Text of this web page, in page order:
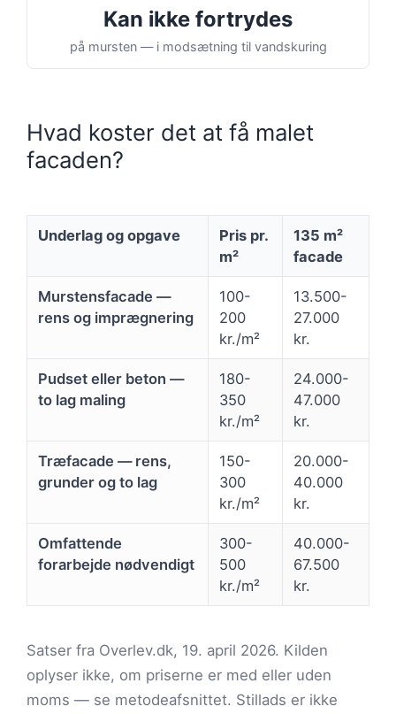
Kan ikke fortrydes
på mursten — i modsætning til vandskuring
Hvad koster det at få malet
facaden?
Underlag og opgave
Pris pr.
m²
135 m²
facade
Murstensfacade —
rens og imprægnering
100-
200
kr./m²
13.500-
27.000
kr.
Pudset eller beton —
to lag maling
180-
350
kr./m²
24.000-
47.000
kr.
Træfacade — rens,
grunder og to lag
150-
300
kr./m²
20.000-
40.000
kr.
Omfattende
forarbejde nødvendigt
300-
500
kr./m²
40.000-
67.500
kr.
Satser fra Overlev.dk, 19. april 2026. Kilden
oplyser ikke, om priserne er med eller uden
moms — se metodeafsnittet. Stillads er ikke